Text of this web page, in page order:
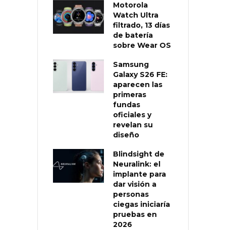
Motorola
Watch Ultra
filtrado, 13 días
de batería
sobre Wear OS
Samsung
Galaxy S26 FE:
aparecen las
primeras
fundas
oficiales y
revelan su
diseño
Blindsight de
Neuralink: el
implante para
dar visión a
personas
ciegas iniciaría
pruebas en
2026